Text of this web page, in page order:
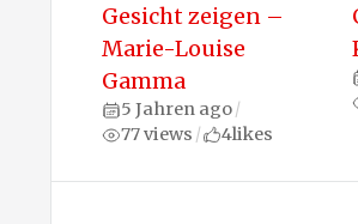
Gesicht zeigen –
Marie-Louise
Gamma
5 Jahren ago/
77 views / 4likes